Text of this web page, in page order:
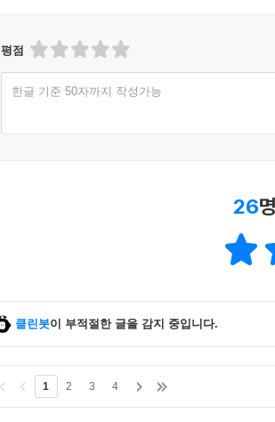
평점
한글 기준 50자까지 작성가능
26
클린봇이 부적절한 글을 감지 중입니다.
1 2 3 4